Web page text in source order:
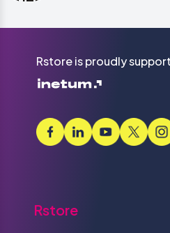
Rstore is proudly
Rstore